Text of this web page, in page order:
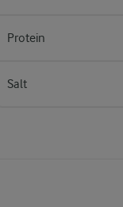
Protein
Salt